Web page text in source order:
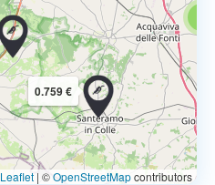
0.759 €
Leaflet | ©OpenStreetMapcontributors